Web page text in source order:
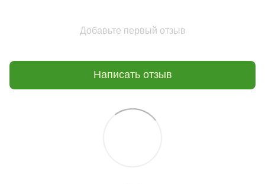
Добавьте первый отзыв
Написать отзыв